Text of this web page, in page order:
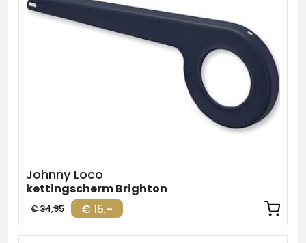
Johnny Loco
kettingscherm Brighton
€ 15,-
€ 34,95